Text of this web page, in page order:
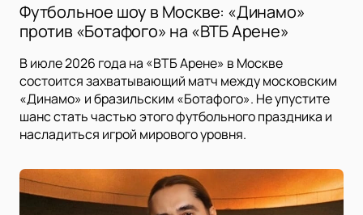
Футбольное шоу в Москве: «Динамо»
против «Ботафого» на «ВТБ Арене»
В июле 2026 года на «ВТБ Арене» в Москве
состоится захватывающий матч между московским
«Динамо» и бразильским «Ботафого». Не упустите
шанс стать частью этого футбольного праздника и
насладиться игрой мирового уровня.